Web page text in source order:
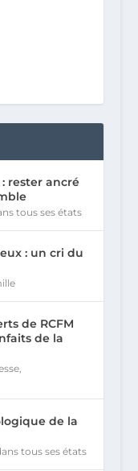
rester ancré
tous ses états
: un cri du
de RCFM
de la
,
de la
tous ses états